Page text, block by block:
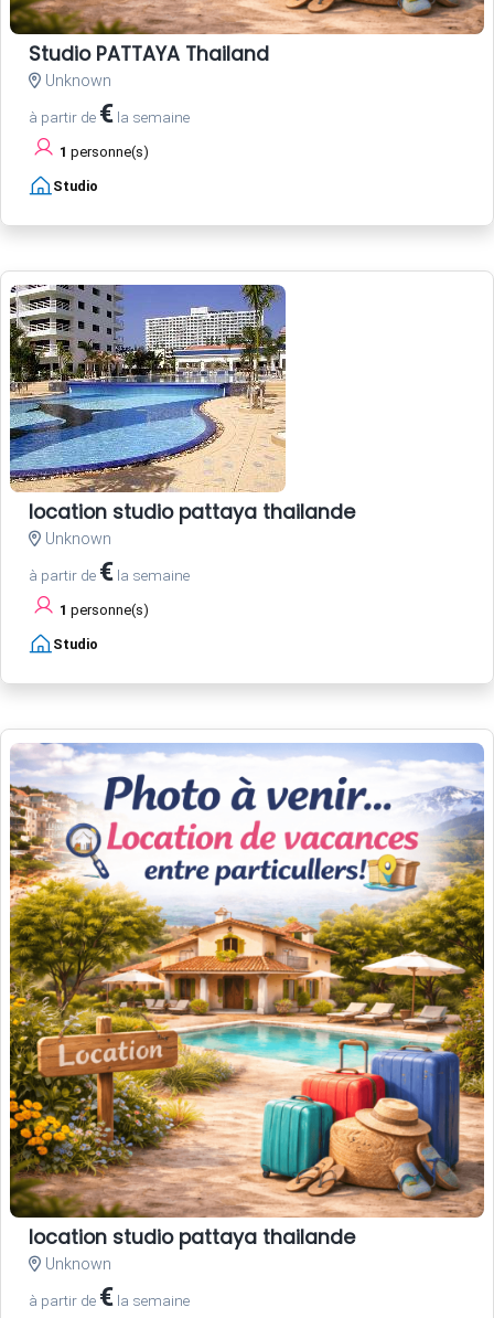
Studio PATTAYA Thailand
Unknown
à partir de € la semaine
1 personne(s)
Studio
location studio pattaya thailande
Unknown
à partir de € la semaine
1 personne(s)
Studio
location studio pattaya thailande
Unknown
à partir de € la semaine